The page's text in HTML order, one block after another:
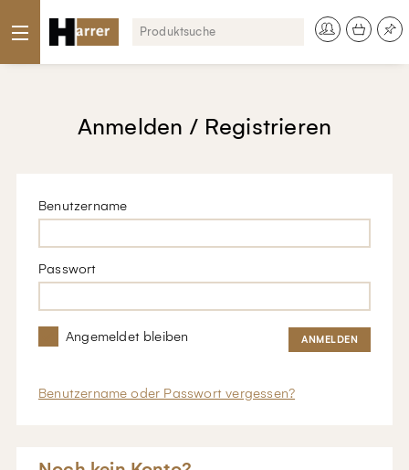
Anmelden / Registrieren
Benutzername
Passwort
Angemeldet bleiben
Benutzername oder Passwort vergessen?